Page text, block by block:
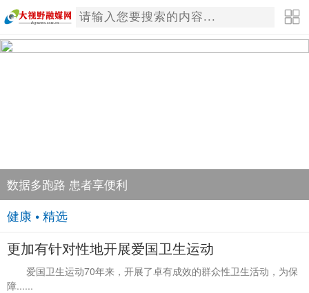
数据多跑路 患者享便利
健康 • 精选
更加有针对性地开展爱国卫生运动
爱国卫生运动70年来，开展了卓有成效的群众性卫生活动，为保
障......